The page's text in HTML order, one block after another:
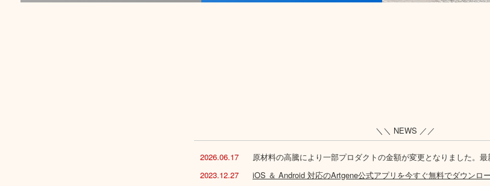
＼＼ NEWS ／／
2026.06.17 原材料の高騰により一部プロダクトの金額が変更となりました。最
2023.12.27
iOS ＆ Android 対応のArtgene公式アプリを今すぐ無料でダウンロ